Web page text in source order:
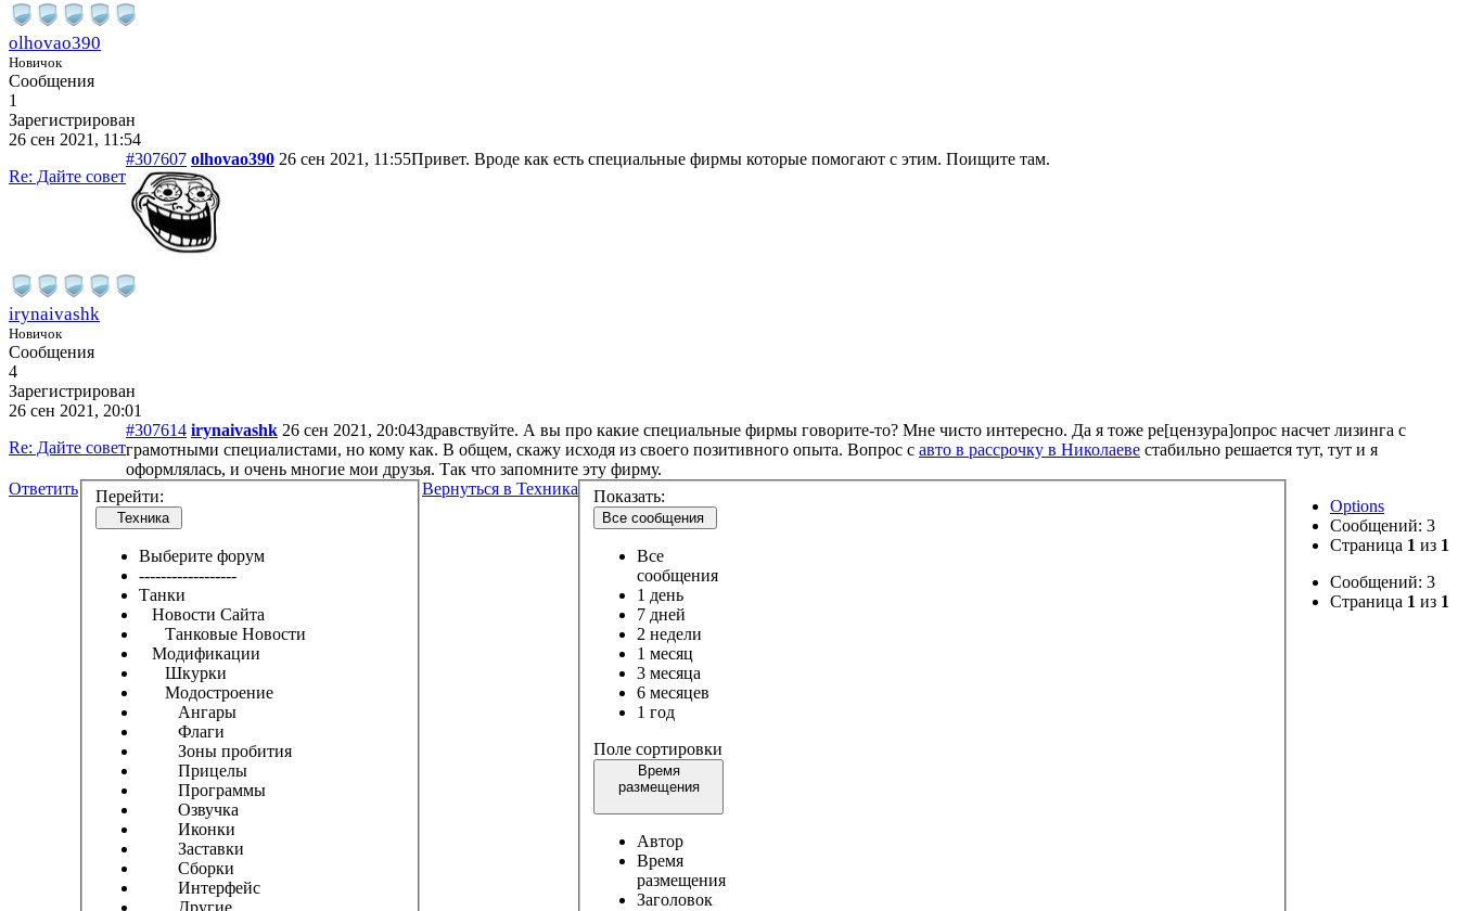
olhovao390
Новичок
Сообщения
1
Зарегистрирован
26 сен 2021, 11:54
Re: Дайте совет
#307607 olhovao390 26 сен 2021, 11:55Привет. Вроде как есть специальные фирмы которые помогают с этим. Поищите там.
irynaivashk
Новичок
Сообщения
4
Зарегистрирован
26 сен 2021, 20:01
Re: Дайте совет
#307614 irynaivashk 26 сен 2021, 20:04Здравствуйте. А вы про какие специальные фирмы говорите-то? Мне чисто интересно. Да я тоже ре[цензура]опрос насчет лизинга с
грамотными специалистами, но кому как. В общем, скажу исходя из своего позитивного опыта. Вопрос с авто в рассрочку в Николаеве стабильно решается тут, тут и я
оформлялась, и очень многие мои друзья. Так что запомните эту фирму.
Ответить
Options
Сообщений: 3
Страница 1 из 1
Сообщений: 3
Страница 1 из 1
Перейти:
Техника
Выберите форум
------------------
Танки
Новости Сайта
Танковые Новости
Модификации
Шкурки
Модостроение
Ангары
Флаги
Зоны пробития
Прицелы
Программы
Озвучка
Иконки
Заставки
Сборки
Интерфейс
Вернуться в Техника Показать:
Все сообщения
Все
сообщения
1 день
7 дней
2 недели
1 месяц
3 месяца
6 месяцев
1 год
Поле сортировки
Время
размещения
Автор
Время
размещения
Заголовок